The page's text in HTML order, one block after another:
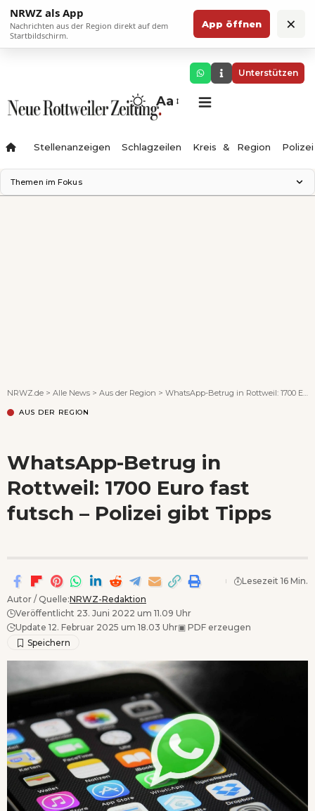
NRWZ als App
Nachrichten aus der Region direkt auf dem
Startbildschirm.
App öffnen ×
Unterstützen
Aa
Stellenanzeigen Schlagzeilen Kreis & Region Polizei
Themen im Fokus
NRWZ.de > Alle News > Aus der Region > WhatsApp-Betrug in Rottweil: 1700 Euro fast futsch – Polizei gibt Tipps
AUS DER REGION
WhatsApp-Betrug in
Rottweil: 1700 Euro fast
futsch – Polizei gibt Tipps
Autor / Quelle:NRWZ-Redaktion
Veröffentlicht 23. Juni 2022 um 11.09 Uhr
Update 12. Februar 2025 um 18.03 Uhr▣ PDF erzeugen
Lesezeit 16 Min.